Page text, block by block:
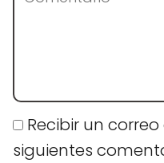
Recibir un
siguientes